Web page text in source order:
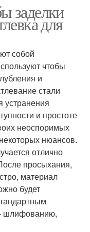
заделки
для
собой
чтобы
и
стали
и простоте
неоспоримых
нюансов.
отлично
просыхания,
материал
будет
шлифованию,